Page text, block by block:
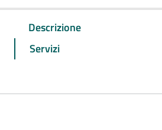
Descrizione
Servizi